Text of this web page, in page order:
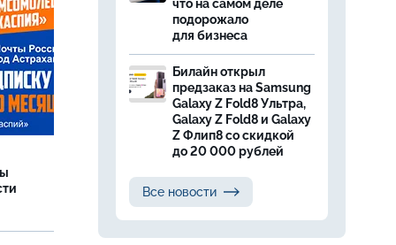
что на самом деле
подорожало
для бизнеса
Билайн открыл
предзаказ на Samsung
Galaxy Z Fold8 Ультра,
Galaxy Z Fold8 и Galaxy
Z Флип8 со скидкой
до 20 000 рублей
Все новости